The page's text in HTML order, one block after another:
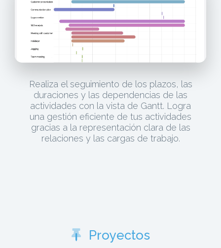
Realiza el seguimiento de los plazos, las
duraciones y las dependencias de las
actividades con la vista de Gantt. Logra
una gestión eficiente de tus actividades
gracias a la representación clara de las
relaciones y las cargas de trabajo.
Proyectos